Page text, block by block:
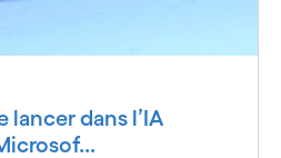
lancer dans l’IA